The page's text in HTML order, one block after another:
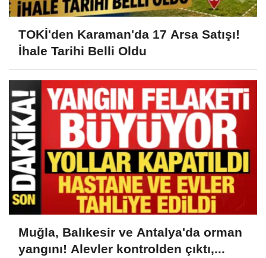
TOKİ'den Karaman'da 17 Arsa Satışı!
İhale Tarihi Belli Oldu
Muğla, Balıkesir ve Antalya'da orman
yangını! Alevler kontrolden çıktı,...